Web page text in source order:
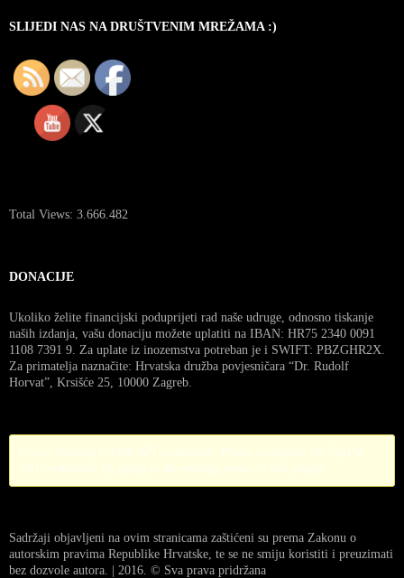
SLIJEDI NAS NA DRUŠTVENIM MREŽAMA :)
Total Views: 3.666.482
DONACIJE
Ukoliko želite financijski poduprijeti rad naše udruge, odnosno tiskanje
naših izdanja, vašu donaciju možete uplatiti na IBAN: HR75 2340 0091
1108 7391 9. Za uplate iz inozemstva potreban je i SWIFT: PBZGHR2X.
Za primatelja naznačite: Hrvatska družba povjesničara “Dr. Rudolf
Horvat”, Krsišće 25, 10000 Zagreb.
Sadržaji objavljeni na ovim stranicama zaštićeni su prema Zakonu o
autorskim pravima Republike Hrvatske, te se ne smiju koristiti i preuzimati
bez dozvole autora. | 2016. © Sva prava pridržana